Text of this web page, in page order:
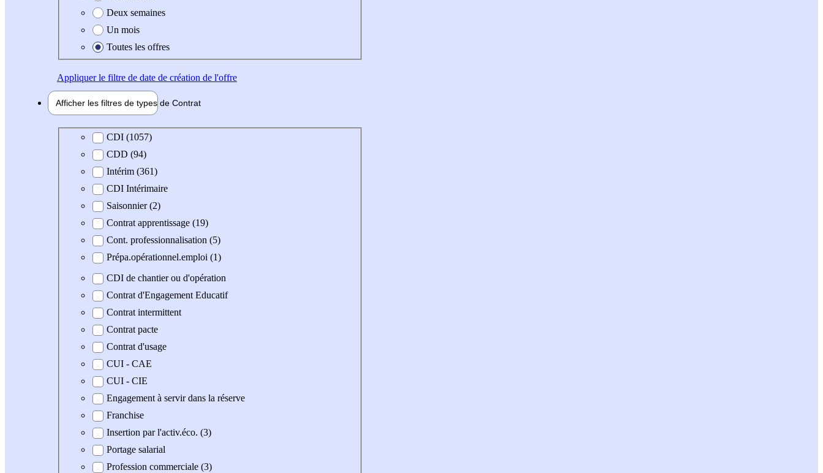
Deux semaines
Un mois
Toutes les offres
Appliquerle filtre de date de création de l'offre
Afficher les filtres de types de Contrat
Type de contratCDI (1057)
CDD (94)
Intérim (361)
CDI Intérimaire
Saisonnier (2)
Contrat apprentissage (19)
Cont. professionnalisation (5)
Prépa.opérationnel.emploi (1)
CDI de chantier ou d'opération
Contrat d'Engagement Educatif
Contrat intermittent
Contrat pacte
Contrat d'usage
CUI - CAE
CUI - CIE
Engagement à servir dans la réserve
Franchise
Insertion par l'activ.éco. (3)
Portage salarial
Profession commerciale (3)